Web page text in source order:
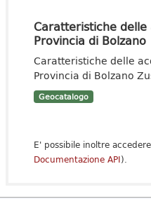
Caratteristiche
Provincia di Bolzano
Caratteristiche delle
Provincia di Bolzano
Geocatalogo
E' possibile inoltre
Documentazione API).